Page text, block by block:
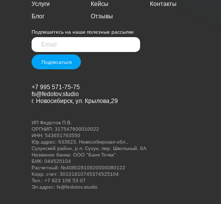
Услуги Кейсы
+7 995 571-75-75
fs@fedotov.studio
г. Новосибирск, ул. Крылова,29
Отзывы
Блог
Контакты
ИП Федотов П.В.
ОРГНИП: 317547600010022
ИНН: 543651763550
Юр.адрес: 633623, Новосибирская обл.,
Сузунский район, р.п. Сузун, пер. Школьный, 6А
Название банка: ООО "Банк Точка"
БИК: 044525104
Расчетный: №40802810920000080122
Корр. счет: 30101810745374525104
Тел.: +7 923 106 53 07
Эл.адрес: fs@fedotov.studio
Подпишитесь на наши полезные рассылки
Подписаться